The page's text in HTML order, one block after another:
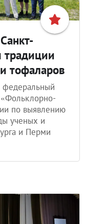
традиции
тофаларов
федеральный
«Фольклорно-
по выявлению
ученых и
и Перми